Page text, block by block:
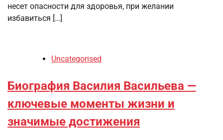
несет опасности для здоровья, при желании
избавиться […]
Uncategorised
Биография Василия Васильева —
ключевые моменты жизни и
значимые достижения